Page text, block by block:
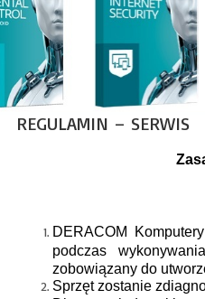
REGULAMIN – SERWIS
DERACOM
podczas
zobowiązany do
Sprzęt zostanie